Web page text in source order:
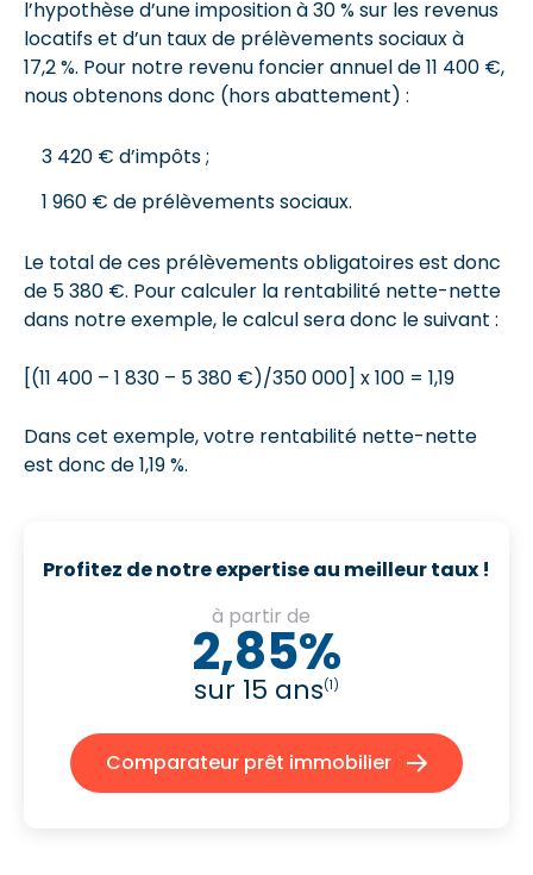
l’hypothèse d’une imposition à 30 % sur les revenus
locatifs et d’un taux de prélèvements sociaux à
17,2 %. Pour notre revenu foncier annuel de 11 400 €,
nous obtenons donc (hors abattement) :
3 420 € d’impôts ;
1 960 € de prélèvements sociaux.
Le total de ces prélèvements obligatoires est donc
de 5 380 €. Pour calculer la rentabilité nette-nette
dans notre exemple, le calcul sera donc le suivant :
[(11 400 – 1 830 – 5 380 €)/350 000] x 100 = 1,19
Dans cet exemple, votre rentabilité nette-nette
est donc de 1,19 %.
Profitez de notre expertise au meilleur taux !
à partir de
2,85%
sur 15 ans(1)
Comparateur prêt immobilier